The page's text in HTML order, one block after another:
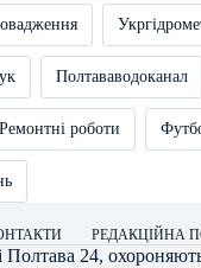
Полтававодоканал
Ремонтні роботи
РЕДАКЦІЙНА
Полтава 24,